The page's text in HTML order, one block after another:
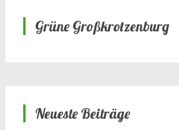
Grüne Großkrotzenburg
Neueste Beiträge